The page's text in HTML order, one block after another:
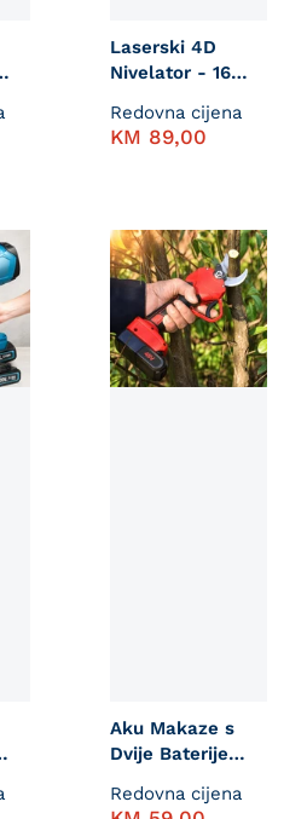
Laserski 4D
Nivelator - 16
Redovna cijena
KM 89,00
Aku Makaze s
Dvije Baterije
Redovna cijena